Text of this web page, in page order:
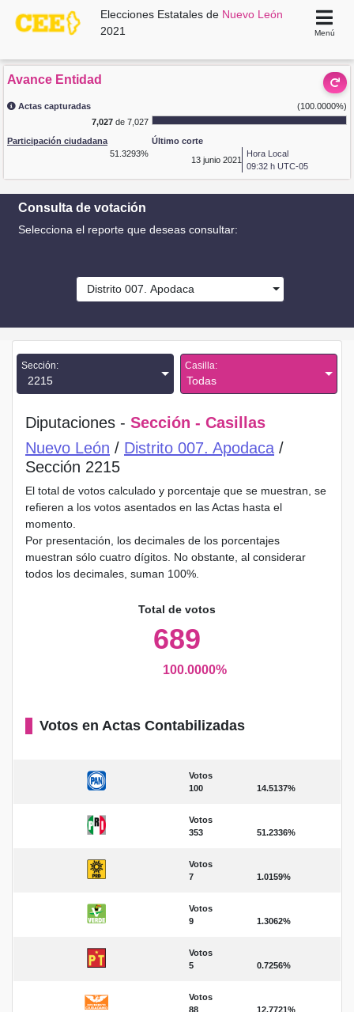
Elecciones Estatales de Nuevo León
2021
Menú
Avance Entidad
Actas capturadas
(100.0000%)
7,027de 7,027
Participación ciudadana
51.3293%
Último corte
13 junio 2021
Hora Local
09:32 h UTC-05
Consulta de votación
Selecciona el reporte que deseas consultar:
Distrito 007. Apodaca
Sección:
2215
Casilla:
Todas
Diputaciones - Sección - Casillas
Nuevo León / Distrito 007. Apodaca /
Sección 2215
El total de votos calculado y porcentaje que se muestran, se
refieren a los votos asentados en las Actas hasta el
momento.
Por presentación, los decimales de los porcentajes
muestran sólo cuatro dígitos. No obstante, al considerar
todos los decimales, suman 100%.
Total de votos
689
100.0000%
Votos en Actas Contabilizadas
Votos
100
14.5137%
Votos
353
51.2336%
Votos
7
1.0159%
Votos
9
1.3062%
Votos
5
0.7256%
Votos
88
12.7721%